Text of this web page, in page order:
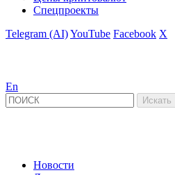
Спецпроекты
Telegram (AI)YouTube Facebook X
En
Новости